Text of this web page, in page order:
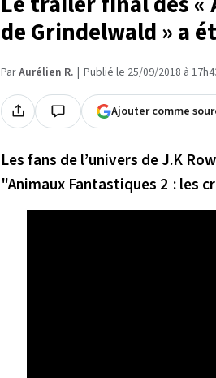
de Grindelwald » a
ParAurélien R. Publié le 25/09/2018 à
Ajouter comme
Les fans de l’univers de J.K
"Animaux Fantastiques 2 : les